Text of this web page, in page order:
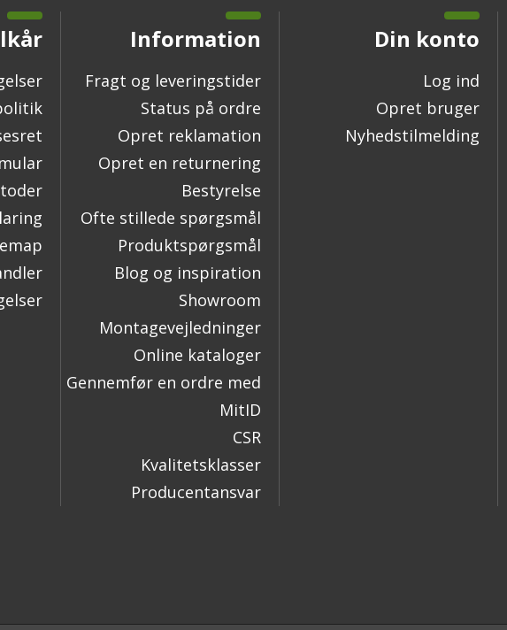
Information
Fragt og leveringstider
Status på ordre
Opret reklamation
Opret en returnering
Bestyrelse
Ofte stillede spørgsmål
Produktspørgsmål
Blog og inspiration
Showroom
Montagevejledninger
Online kataloger
Gennemfør en ordre med
MitID
CSR
Kvalitetsklasser
Producentansvar
Din konto
Log ind
Opret bruger
Nyhedstilmelding